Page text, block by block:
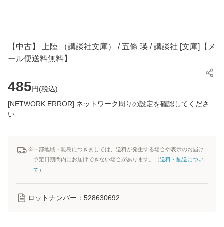
【中古】 上陸 （講談社文庫） / 五條 瑛 / 講談社 [文庫]【メ
ール便送料無料】
485円(税込)
[NETWORK ERROR] ネットワーク周りの設定を確認してくださ
い
※一部地域・離島につきましては、送料が発生する場合や表示のお届け
予定日期間内にお届けできない場合があります。（送料・配送につい
て ）
ロットナンバー： 528630692